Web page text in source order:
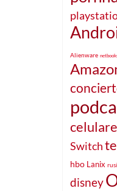
Alienware
Switch
hbo Lanix
disney